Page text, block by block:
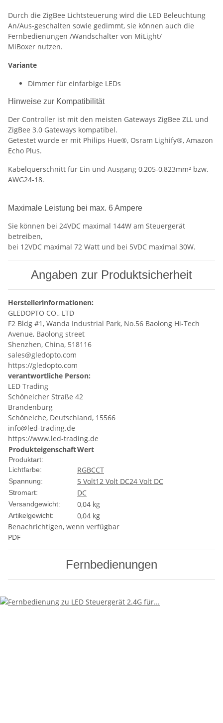
Durch die ZigBee Lichtsteuerung wird die LED Beleuchtung
An/Aus-geschalten sowie gedimmt, sie können auch die
Fernbedienungen /Wandschalter von MiLight/
MiBoxer nutzen.
Variante
Dimmer für einfarbige LEDs
Hinweise zur Kompatibilität
Der Controller ist mit den meisten Gateways ZigBee ZLL und
ZigBee 3.0 Gateways kompatibel.
Getestet wurde er mit Philips Hue®, Osram Lighify®, Amazon
Echo Plus.
Kabelquerschnitt für Ein und Ausgang 0,205-0,823mm² bzw.
AWG24-18.
Maximale Leistung bei max. 6 Ampere
Sie können bei 24VDC maximal 144W am Steuergerät
betreiben,
bei 12VDC maximal 72 Watt und bei 5VDC maximal 30W.
Angaben zur Produktsicherheit
Herstellerinformationen:
GLEDOPTO CO., LTD
F2 Bldg #1, Wanda Industrial Park, No.56 Baolong Hi-Tech
Avenue, Baolong street
Shenzhen, China, 518116
sales@gledopto.com
https://gledopto.com
verantwortliche Person:
LED Trading
Schöneicher Straße 42
Brandenburg
Schöneiche, Deutschland, 15566
info@led-trading.de
https://www.led-trading.de
ProdukteigenschaftWert
Produktart:
Lichtfarbe:
RGBCCT
Spannung: 5 Volt12 Volt DC24 Volt DC
Stromart: DC
Versandgewicht: 0,04 kg
Artikelgewicht: 0,04 kg
Benachrichtigen, wenn verfügbar
PDF
Fernbedienungen